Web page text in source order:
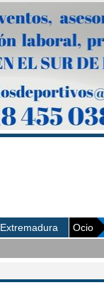
Extremadura Ocio